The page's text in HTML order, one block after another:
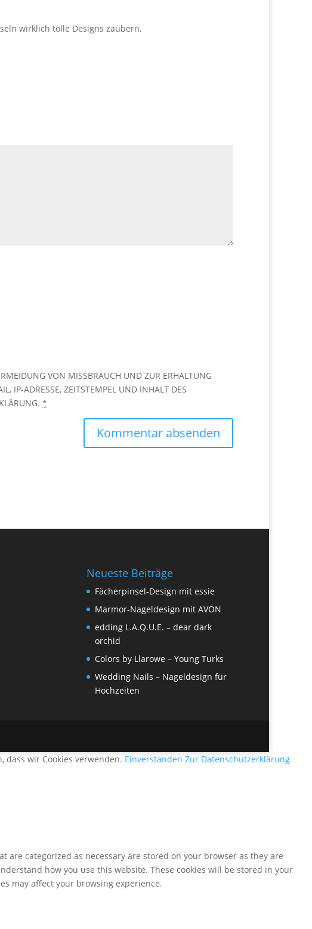
wirklich tolle Designs zaubern.
VON MISSBRAUCH UND ZUR ERHALTUNG
IP-ADRESSE, ZEITSTEMPEL UND INHALT DES
*
Neueste Beiträge
Fächerpinsel-Design mit essie
Marmor-Nageldesign mit AVON
edding L.A.Q.U.E. – dear dark
orchid
Colors by Llarowe – Young Turks
Wedding Nails – Nageldesign für
Hochzeiten
wir Cookies verwenden. Einverstanden Zur Datenschutzerklärung
categorized as necessary are stored on your browser as they are
how you use this website. These cookies will be stored in your
may affect your browsing experience.